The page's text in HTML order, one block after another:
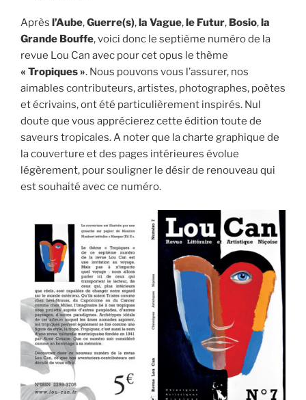
Après l’Aube,Guerre(s),la Vague,le Futur, Bosio,la
Grande Bouffe, voici donc le septième numéro de la
revue Lou Can avec pour cet opus le thème
« Tropiques ». Nous pouvons vous l’assurer, nos
aimables contributeurs, artistes, photographes, poètes
et écrivains, ont été particulièrement inspirés. Nul
doute que vous apprécierez cette édition toute de
saveurs tropicales. A noter que la charte graphique de
la couverture et des pages intérieures évolue
légèrement, pour souligner le désir de renouveau qui
est souhaité avec ce numéro.